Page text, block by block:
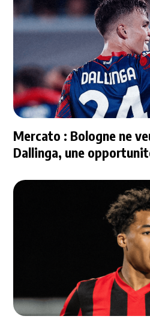
Mercato : Bologne ne
Dallinga, une